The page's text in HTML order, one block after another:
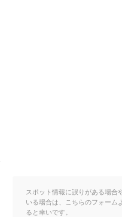
スポット情報に誤りがある場合
いる場合は、こちらのフォーム
ると幸いです。